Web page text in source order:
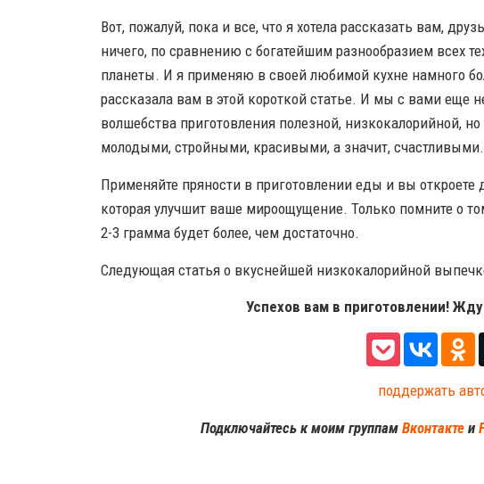
Вот, пожалуй, пока и все, что я хотела рассказать вам,
ничего, по сравнению с богатейшим разнообразием всех
планеты. И я применяю в своей любимой кухне намного
рассказала вам в этой короткой статье. И мы с вами еще
волшебства приготовления полезной, низкокалорийной,
молодыми, стройными, красивыми, а значит, счастливыми.
Применяйте пряности в приготовлении еды и вы
которая улучшит ваше мироощущение. Только помните о
2-3 грамма будет более, чем достаточно.
Следующая статья о вкуснейшей низкокалорийной
Успехов вам в приготовлении!
поддержать
Подключайтесь к моим группам Вконтакте и